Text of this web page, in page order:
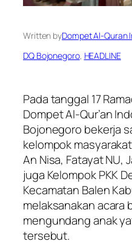
Written byDompet Al-Quran
DQ Bojonegoro, HEADLINE
Pada tanggal 17
Dompet Al-Qur’an
Bojonegoro bekerja
kelompok
An Nisa, Fatayat NU,
juga Kelompok PKK
Kecamatan Balen
melaksanakan acara
mengundang anak
tersebut.